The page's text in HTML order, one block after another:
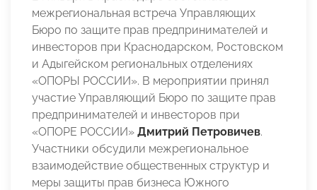
межрегиональная встреча Управляющих
Бюро по защите прав предпринимателей и
инвесторов при Краснодарском, Ростовском
и Адыгейском региональных отделениях
«ОПОРЫ РОССИИ». В мероприятии принял
участие Управляющий Бюро по защите прав
предпринимателей и инвесторов при
«ОПОРЕ РОССИИ» Дмитрий Петровичев.
Участники обсудили межрегиональное
взаимодействие общественных структур и
меры защиты прав бизнеса Южного